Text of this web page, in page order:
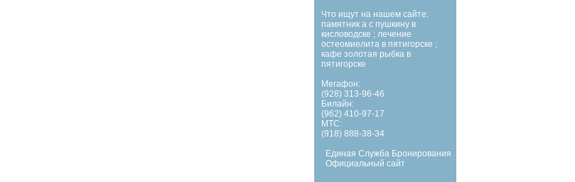
Что ищут на нашем сайте:
памятник а с пушкину в
кисловодске ; лечение
остеомиелита в пятигорске ;
кафе золотая рыбка в
пятигорске
Мегафон:
(928) 313-96-46
Билайн:
(962) 410-97-17
МТС:
(918) 888-38-34
Единая Служба Бронирования
Официальный сайт